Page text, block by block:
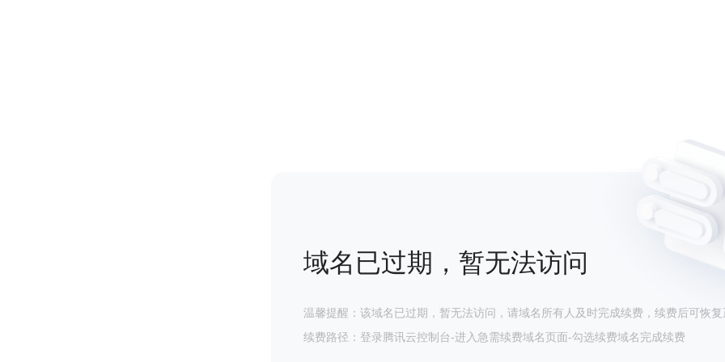
域名已过期，暂无法访问
温馨提醒：该域名已过期，暂无法访问，请域名所有人及时完成续费，续费后可恢复
续费路径：登录腾讯云控制台-进入急需续费域名页面-勾选续费域名完成续费